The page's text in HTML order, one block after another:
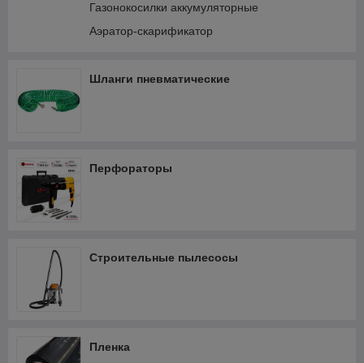
Газонокосилки аккумуляторные
Аэратор-скарификатор
Шланги пневматические
Перфораторы
Строительные пылесосы
Пленка